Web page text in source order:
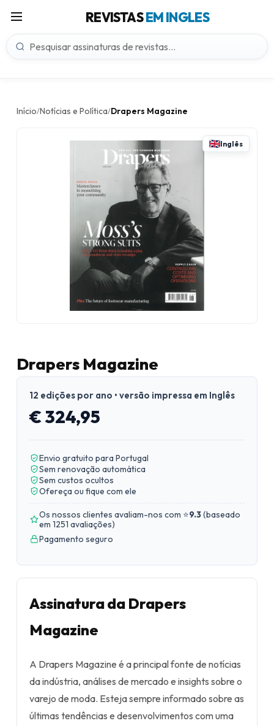
REVISTASEM INGLES
Início/Notícias e Política/Drapers Magazine
Inglês
Drapers Magazine
12 edições por ano • versão impressa em Inglês
€ 324,95
Envio gratuito para Portugal
Sem renovação automática
Sem custos ocultos
Ofereça ou fique com ele
Os nossos clientes avaliam-nos com ⭐9.3(baseado
em 1251 avaliações)
Pagamento seguro
Assinatura da Drapers
Magazine
A Drapers Magazine é a principal fonte de notícias
da indústria, análises de mercado e insights sobre o
varejo de moda. Esteja sempre informado sobre as
últimas tendências e desenvolvimentos com uma